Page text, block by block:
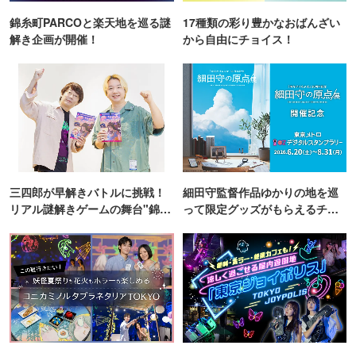
錦糸町PARCOと楽天地を巡る謎
解き企画が開催！
17種類の彩り豊かなおばんざい
から自由にチョイス！
三四郎が早解きバトルに挑戦！
リアル謎解きゲームの舞台"錦糸
細田守監督作品ゆかりの地を巡
って限定グッズがもらえるチャ